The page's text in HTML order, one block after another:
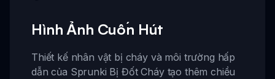
Hình Ảnh Cuốn Hút
Thiết kế nhân vật bị cháy và môi trường hấp
dẫn của Sprunki Bị Đốt Cháy tạo thêm chiều